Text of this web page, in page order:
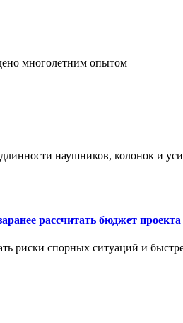
многолетним опытом
наушников, колонок и
рассчитать бюджет проекта
риски спорных ситуаций и